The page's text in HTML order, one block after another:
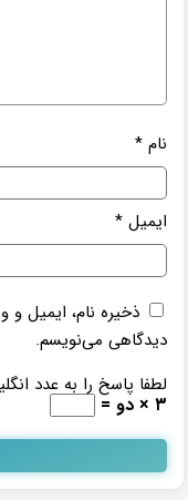
نام*
ایمیل*
ذخیره نام، ایمیل و
دیدگاهی می‌نویسم.
لطفا پاسخ را به عدد
۳ × دو =